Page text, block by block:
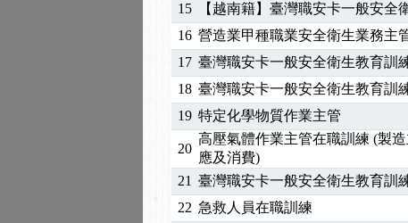
2026/07/15 【免費研習】115年製造
2026/07/08【中心公告】因應颱風來
2026/05/06【產業人才投資】06/03-
2026/04/24 【製程安全評估人員】開課
2025/11/11【中心公告】颱風假11/12
2025/11/10
【中心公告】因應颱風來
2025/10/30【進修課程】2026年，課
2025/08/20【進修課程】SDS格式百
2025/08/12【中心公告】因應颱風來
2025/07/06 【中心公告】颱風假114/
15 【越南籍】臺灣職安卡一般安全
16 營造業甲種職業安全衛生業務主
17 臺灣職安卡一般安全衛生教育訓
18 臺灣職安卡一般安全衛生教育訓
19 特定化學物質作業主管
20
高壓氣體作業主管在職訓練 (製
應及消費)
21 臺灣職安卡一般安全衛生教育訓
22 急救人員在職訓練